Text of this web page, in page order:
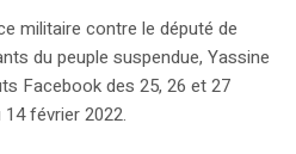
militaire contre le député de
du peuple suspendue, Yassine
Facebook des 25, 26 et 27
février 2022.